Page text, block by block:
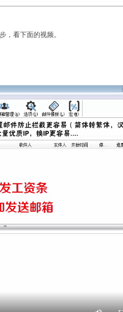
，看下面的视频。